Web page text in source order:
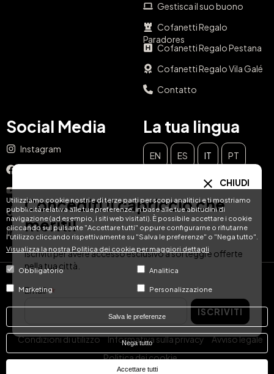
Utilizziamo cookie nostri e di terze parti per scopi analitici e ti mostriamo
pubblicità relativa alle tue preferenze, in base alle tue abitudini di
navigazione (ad esempio, i siti web visitati). È possibile accettare i cookie
cliccando sul pulsante "Accettare tutti" oppure configurarne o rifiutarne
l'utilizzo cliccando rispettivamente su "Salva le preferenze" o "Nega tutto".
Visualizza la nostra Politica dei cookie per maggiori dettagli
Obbligatorio Analitica
Marketing Personalizzazione
Salva le preferenze
Nega tutto
Accettare tutti
Gestisca il suo buono
Cofanetti Regalo
Paradores
Cofanetti Regalo Pestana
Cofanetti Regalo Vila Galé
Contatto
Social Media
Instagram
YouTube
TikTok
LinkedIn
La tua lingua
EN ES IT PT
NL
© Hotel Treats 2026
Tel: +34 871 51 00 40 (9:00 - 19:00 CEST)
Condizioni di utilizzo Informativa sulla privacy
Avviso legale
Politica dei cookie
CHIUDI
Concediti il capriccio che
meriti!
Iscriviti per avere accesso esclusivo a sorteggi e offerte
nella tua città.
Email
ISCRIVITI